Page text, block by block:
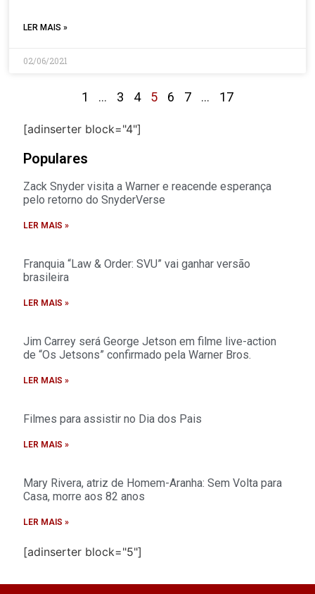
LER MAIS »
02/06/2021
1 … 3 4 5 6 7 … 17
[adinserter block="4"]
Populares
Zack Snyder visita a Warner e reacende esperança
pelo retorno do SnyderVerse
LER MAIS »
Franquia “Law & Order: SVU” vai ganhar versão
brasileira
LER MAIS »
Jim Carrey será George Jetson em filme live-action
de “Os Jetsons” confirmado pela Warner Bros.
LER MAIS »
Filmes para assistir no Dia dos Pais
LER MAIS »
Mary Rivera, atriz de Homem-Aranha: Sem Volta para
Casa, morre aos 82 anos
LER MAIS »
[adinserter block="5"]